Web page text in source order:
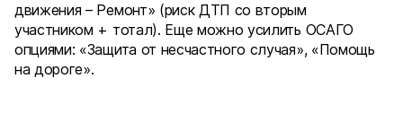
движения – Ремонт» (риск ДТП со вторым
участником + тотал). Еще можно усилить ОСАГО
опциями: «Защита от несчастного случая», «Помощь
на дороге».